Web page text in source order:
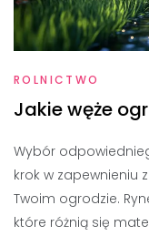
ROLNICTWO
Jakie węże
Wybór
krok w zapewnieniu
Twoim ogrodzie.
które różnią się